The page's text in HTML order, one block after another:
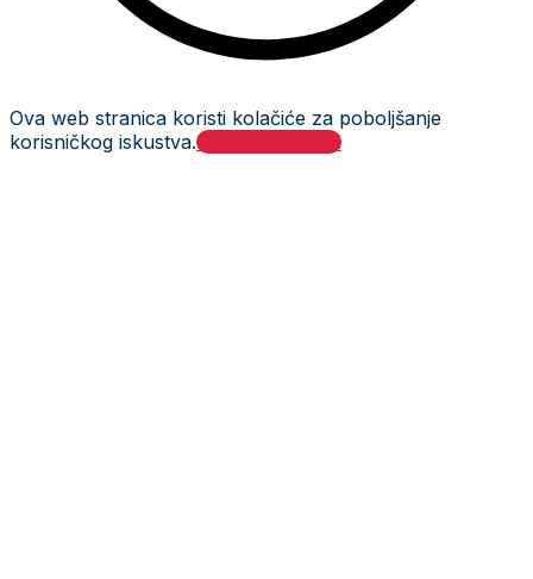
Ova web stranica koristi kolačiće za poboljšanje
korisničkog iskustva.Prihvati i zatvori